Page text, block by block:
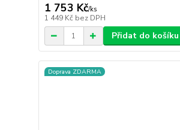
1 753 Kč/ks
1 449 Kč bez DPH
Přidat do košíku
Doprava ZDARMA